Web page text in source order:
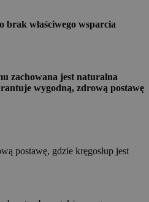
brak właściwego wsparcia
zachowana jest naturalna
wygodną, zdrową postawę
postawę, gdzie kręgosłup jest